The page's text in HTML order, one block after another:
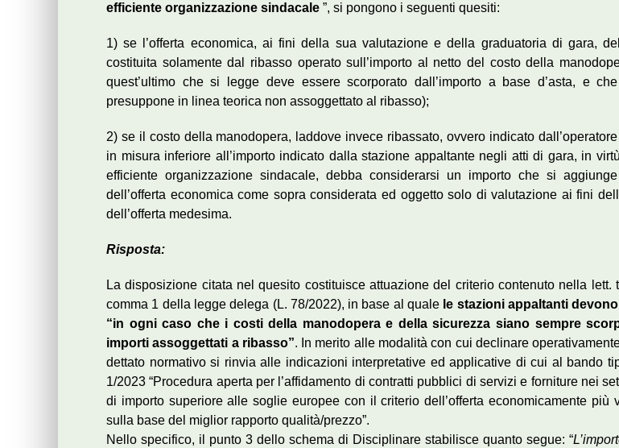
efficiente organizzazione sindacale ”, si pongono i seguenti quesiti:
1) se l’offerta economica, ai fini della sua valutazione e della graduatoria di gara,
costituita solamente dal ribasso operato sull’importo al netto del costo della
quest’ultimo che si legge deve essere scorporato dall’importo a base d’asta, e
presuppone in linea teorica non assoggettato al ribasso);
2) se il costo della manodopera, laddove invece ribassato, ovvero indicato
in misura inferiore all’importo indicato dalla stazione appaltante negli atti di gara, in
efficiente organizzazione sindacale, debba considerarsi un importo che si aggiunge
dell’offerta economica come sopra considerata ed oggetto solo di valutazione ai fini
dell’offerta medesima.
Risposta:
La disposizione citata nel quesito costituisce attuazione del criterio contenuto nella lett.
comma 1 della legge delega (L. 78/2022), in base al quale le stazioni appaltanti
“in ogni caso che i costi della manodopera e della sicurezza siano sempre
importi assoggettati a ribasso”. In merito alle modalità con cui declinare
dettato normativo si rinvia alle indicazioni interpretative ed applicative di cui al bando
1/2023 “Procedura aperta per l’affidamento di contratti pubblici di servizi e forniture nei
di importo superiore alle soglie europee con il criterio dell’offerta economicamente più
sulla base del miglior rapporto qualità/prezzo”.
Nello specifico, il punto 3 dello schema di Disciplinare stabilisce quanto segue: “